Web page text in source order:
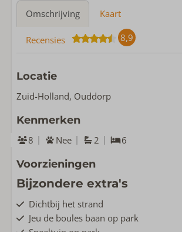
Omschrijving Kaart
Recensies 8,9
Locatie
Zuid-Holland, Ouddorp
Kenmerken
8 Nee 2 6
Voorzieningen
Bijzondere extra's
Dichtbij het strand
Jeu de boules baan op park